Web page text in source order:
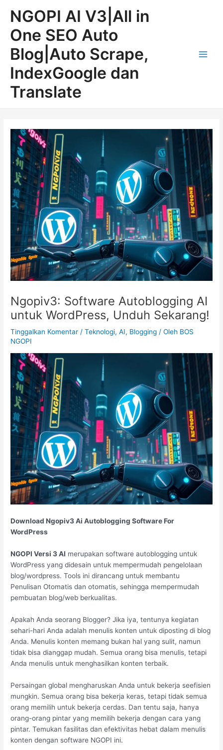
NGOPI AI V3|All in
One SEO Auto
Blog|Auto Scrape,
IndexGoogle dan
Translate
Ngopiv3: Software Autoblogging AI
untuk WordPress, Unduh Sekarang!
Tinggalkan Komentar /Teknologi, AI, Blogging / Oleh BOS
NGOPI
Download Ngopiv3 Ai Autoblogging Software For
WordPress
NGOPI Versi 3 AI merupakan software autoblogging untuk
WordPress yang didesain untuk mempermudah pengelolaan
blog/wordpress. Tools ini dirancang untuk membantu
Penulisan Otomatis dan otomatis, sehingga mempermudah
pembuatan blog/web berkualitas.
Apakah Anda seorang Blogger? Jika iya, tentunya kegiatan
sehari-hari Anda adalah menulis konten untuk diposting di blog
Anda. Menulis konten memang bukan hal yang sulit, namun
tidak bisa dianggap mudah. Semua orang bisa menulis, tetapi
Anda menulis untuk menghasilkan konten terbaik.
Persaingan global mengharuskan Anda untuk bekerja seefisien
mungkin. Semua orang bisa bekerja keras, tetapi tidak semua
orang memilih untuk bekerja cerdas. Dan tentu saja, hanya
orang-orang pintar yang memilih bekerja dengan cara yang
pintar. Temukan fasilitas dan efektivitas hebat dalam menulis
konten dengan software NGOPI ini.
navigation